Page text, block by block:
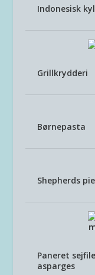
Indonesisk
Grillkrydderi
Børnepasta
Shepherds pie
Paneret
asparges